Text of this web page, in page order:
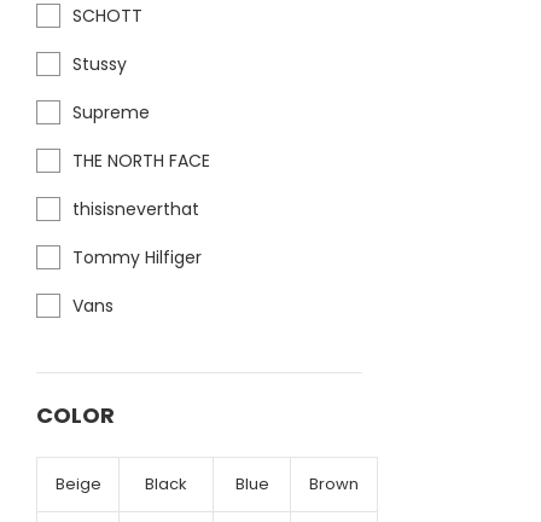
SCHOTT
Stussy
Supreme
THE NORTH FACE
thisisneverthat
Tommy Hilfiger
Vans
COLOR
Beige Black Blue Brown